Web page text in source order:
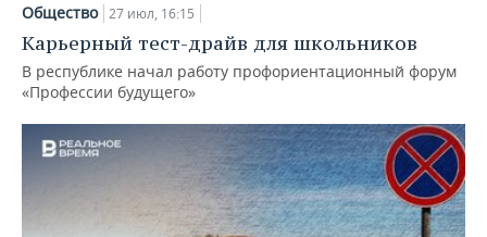
Общество 27 июл, 16:15
Карьерный тест-драйв для школьников
В республике начал работу профориентационный форум
«Профессии будущего»